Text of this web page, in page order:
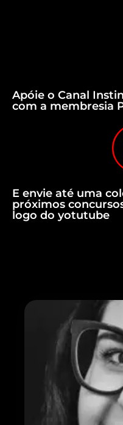
Apóie o Canal
com a membresia
E envie até uma
próximos
logo do yotutube